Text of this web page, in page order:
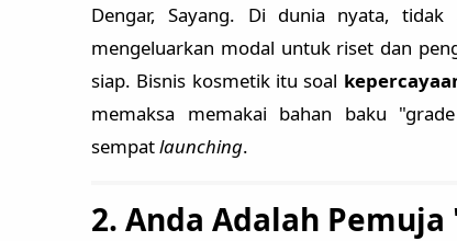
Dengar, Sayang. Di dunia nyata,
mengeluarkan modal untuk riset dan
siap. Bisnis kosmetik itu soal
memaksa memakai bahan baku
sempatlaunching.
2. Anda Adalah